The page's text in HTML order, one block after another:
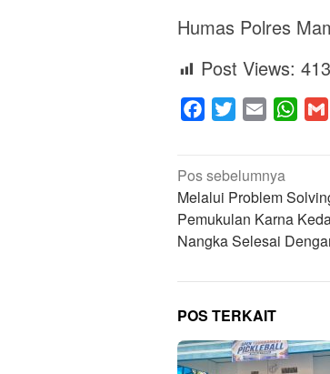
Humas Polres
Post Views: 413
Facebook
Twitter Email
Navigasi
pos
Pos sebelumnya
Melalui Problem
Pemukulan Karna
Nangka Selesai
POS TERKAIT